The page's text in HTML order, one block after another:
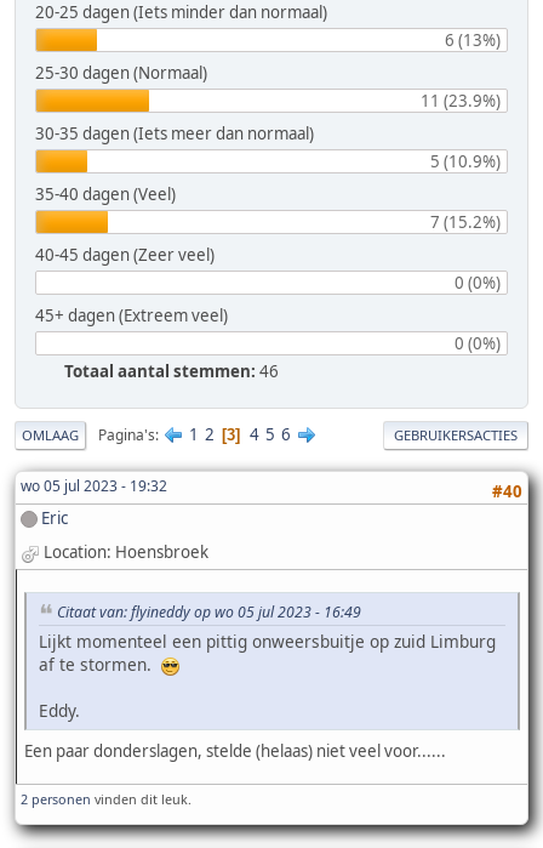
20-25 dagen (Iets minder dan normaal)
6 (13%)
25-30 dagen (Normaal)
11 (23.9%)
30-35 dagen (Iets meer dan normaal)
5 (10.9%)
35-40 dagen (Veel)
7 (15.2%)
40-45 dagen (Zeer veel)
0 (0%)
45+ dagen (Extreem veel)
0 (0%)
Totaal aantal stemmen: 46
OMLAAG Pagina's 1 2 3 4 5 6 GEBRUIKERSACTIES
wo 05 jul 2023 - 19:32
#40
Eric
Location: Hoensbroek
Citaat van: flyineddy op wo 05 jul 2023 - 16:49
Lijkt momenteel een pittig onweersbuitje op zuid Limburg
af te stormen.
Eddy.
Een paar donderslagen, stelde (helaas) niet veel voor......
2 personen vinden dit leuk.